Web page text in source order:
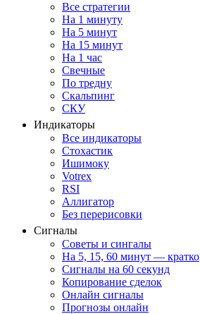
Все стратегии
На 1 минуту
На 5 минут
На 15 минут
На 1 час
Свечные
По тредну
Скальпинг
СКУ
Индикаторы
Все индикаторы
Стохастик
Ишимоку
Votrex
RSI
Аллигатор
Без перерисовки
Сигналы
Советы и сингалы
На 5, 15, 60 минут — кратко
Сигналы на 60 секунд
Копирование сделок
Онлайн сигналы
Прогнозы онлайн